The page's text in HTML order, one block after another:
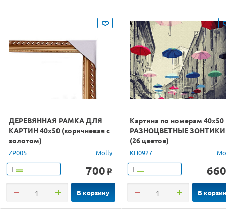
ДЕРЕВЯННАЯ РАМКА ДЛЯ
КАРТИН 40х50 (коричневая с
золотом)
ZP005 Molly
Т 700 o
В корзину
Картина по номерам 40х50
РАЗНОЦВЕТНЫЕ ЗОНТИКИ
(26 цветов)
KH0927
Т 660
В